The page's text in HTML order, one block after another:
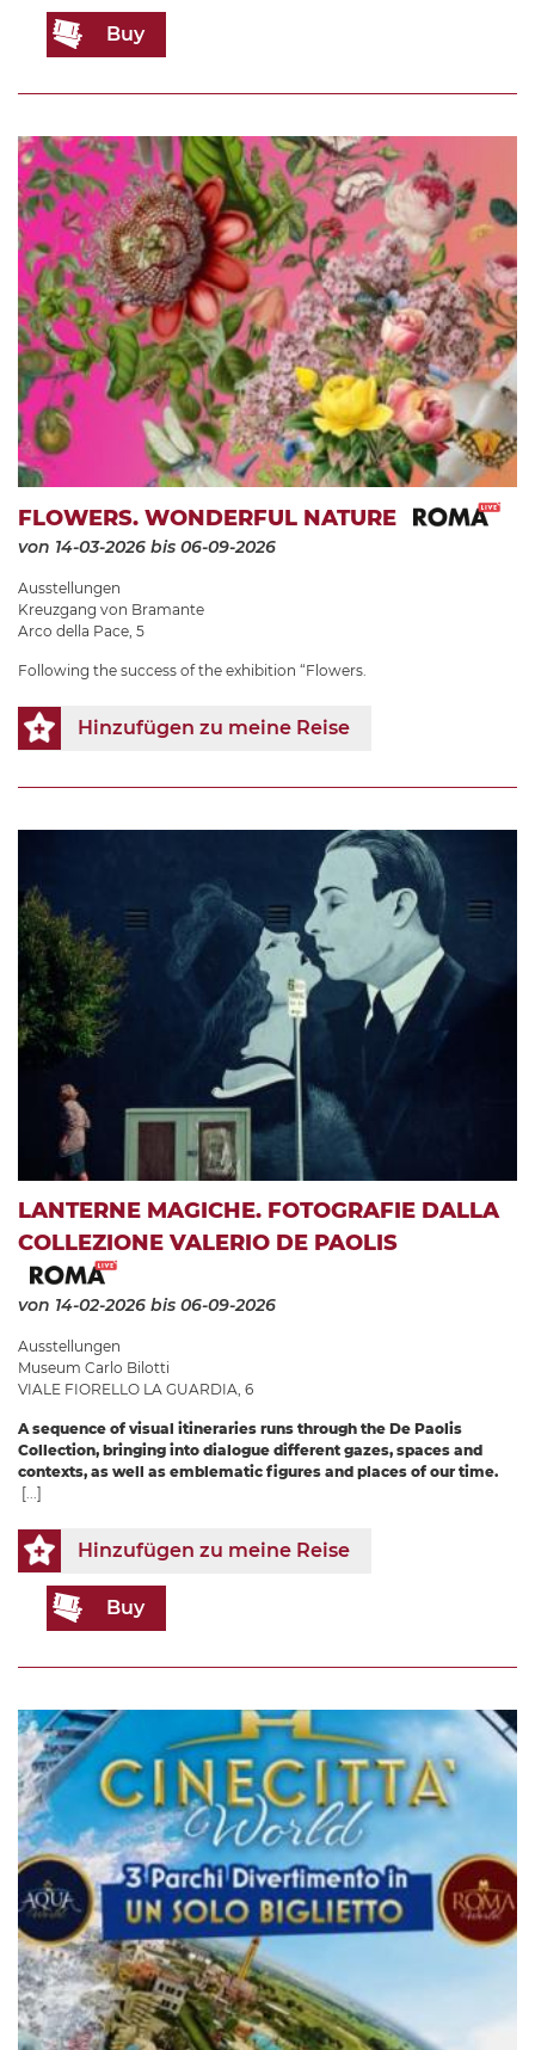
Buy
FLOWERS. WONDERFUL NATURE
von 14-03-2026 bis 06-09-2026
Ausstellungen
Kreuzgang von Bramante
Arco della Pace, 5
Following the success of the exhibition “Flowers.
Hinzufügen zu meine Reise
LANTERNE MAGICHE. FOTOGRAFIE DALLA
COLLEZIONE VALERIO DE PAOLIS
von 14-02-2026 bis 06-09-2026
Ausstellungen
Museum Carlo Bilotti
VIALE FIORELLO LA GUARDIA, 6
A sequence of visual itineraries runs through the De Paolis
Collection, bringing into dialogue different gazes, spaces and
contexts, as well as emblematic figures and places of our time.
[...]
Hinzufügen zu meine Reise
Buy